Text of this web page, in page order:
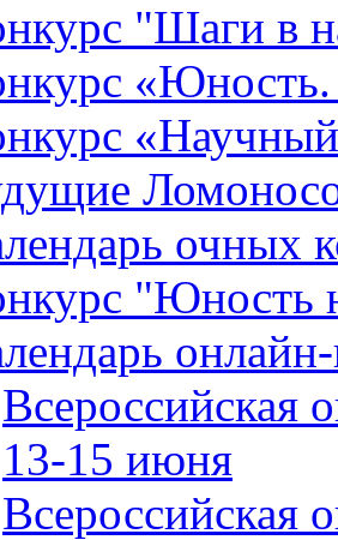
"Шаги в
«Юность.
очных
"Юность
Всероссийская
13-15 июня
Всероссийская